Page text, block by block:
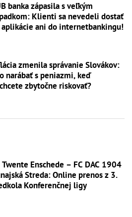
banka zápasila s veľkým
Klienti sa nevedeli dostať
ani do internetbankingu!
zmenila správanie Slovákov:
narábať s peniazmi, keď
zbytočne riskovať?
Twente Enschede – FC DAC 1904
Streda: Online prenos z 3.
Konferenčnej ligy